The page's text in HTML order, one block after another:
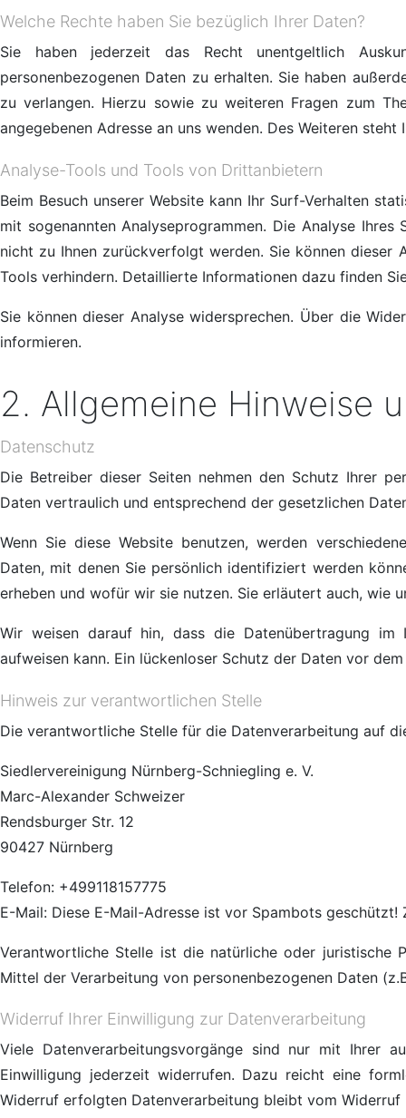
Welche Rechte haben Sie bezüglich Ihrer Daten?
Sie haben jederzeit das Recht unentgeltlich
personenbezogenen Daten zu erhalten. Sie haben
zu verlangen. Hierzu sowie zu weiteren Fragen zum
angegebenen Adresse an uns wenden. Des Weiteren
Analyse-Tools und Tools von Drittanbietern
Beim Besuch unserer Website kann Ihr Surf-Verhalten
mit sogenannten Analyseprogrammen. Die Analyse
nicht zu Ihnen zurückverfolgt werden. Sie können
Tools verhindern. Detaillierte Informationen dazu finden
Sie können dieser Analyse widersprechen. Über die
informieren.
2. Allgemeine Hinweise
Datenschutz
Die Betreiber dieser Seiten nehmen den Schutz Ihrer
Daten vertraulich und entsprechend der gesetzlichen
Wenn Sie diese Website benutzen, werden
Daten, mit denen Sie persönlich identifiziert werden
erheben und wofür wir sie nutzen. Sie erläutert auch, wie
Wir weisen darauf hin, dass die Datenübertragung im
aufweisen kann. Ein lückenloser Schutz der Daten vor
Hinweis zur verantwortlichen Stelle
Die verantwortliche Stelle für die Datenverarbeitung auf
Siedlervereinigung Nürnberg-Schniegling e. V.
Marc-Alexander Schweizer
Rendsburger Str. 12
90427 Nürnberg
Telefon: +499118157775
E-Mail: Diese E-Mail-Adresse ist vor Spambots
Verantwortliche Stelle ist die natürliche oder juristische
Mittel der Verarbeitung von personenbezogenen Daten
Widerruf Ihrer Einwilligung zur Datenverarbeitung
Viele Datenverarbeitungsvorgänge sind nur mit Ihrer
Einwilligung jederzeit widerrufen. Dazu reicht eine
Widerruf erfolgten Datenverarbeitung bleibt vom Widerruf